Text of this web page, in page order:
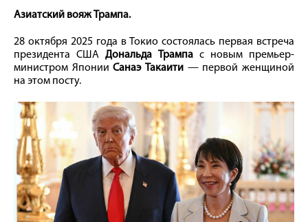
Азиатский вояж Трампа.
28 октября 2025 года в Токио состоялась первая встреча
президента США Дональда Трампа с новым премьер-
министром ЯпонииСанаэ Такаити — первой женщиной
на этом посту.